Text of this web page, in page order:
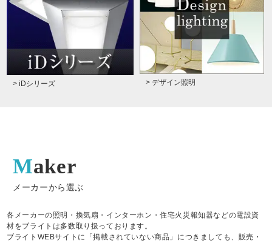
> iDシリーズ > デザイン照明
Maker
メーカーから選ぶ
各メーカーの照明・換気扇・インターホン・住宅火災報知器などの電設資
材をブライトは多数取り扱っております。
ブライトWEBサイトに「掲載されていない商品」につきましても、販売・